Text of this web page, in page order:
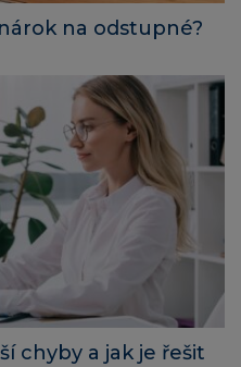
na odstupné?
chyby a jak je řešit